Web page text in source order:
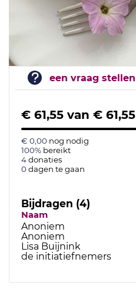
een vraag stellen
€ 61,55 van € 61,55
€ 0,00 nog nodig
100% bereikt
4donaties
0dagen te gaan
Bijdragen (4)
Naam
Anoniem
Anoniem
Lisa Buijnink
de initiatiefnemers